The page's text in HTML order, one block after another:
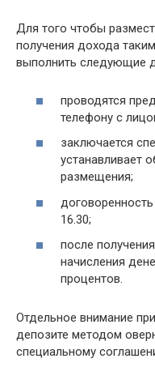
Для того чтобы
получения дохода
выполнить следующие
проводятся
телефону с
заключается
устанавливает
размещения;
16.30;
после
начисления
процентов.
Отдельное внимание
депозите методом
специальному